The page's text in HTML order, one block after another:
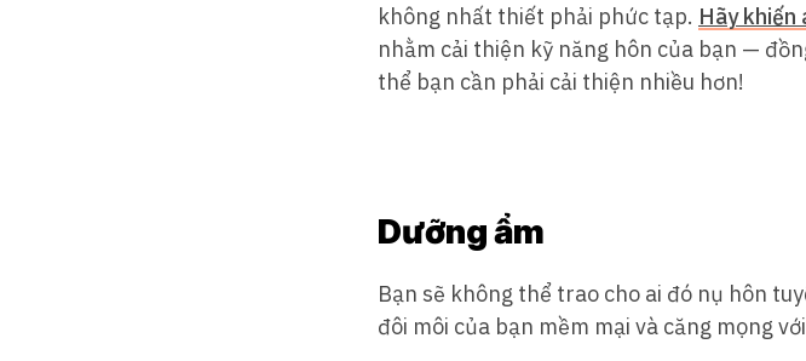
không nhất thiết phải phức tạp. Hãy khiến
nhằm cải thiện kỹ năng hôn của bạn —
thể bạn cần phải cải thiện nhiều hơn!
Dưỡng ẩm
Bạn sẽ không thể trao cho ai đó nụ hôn
đôi môi của bạn mềm mại và căng mọng